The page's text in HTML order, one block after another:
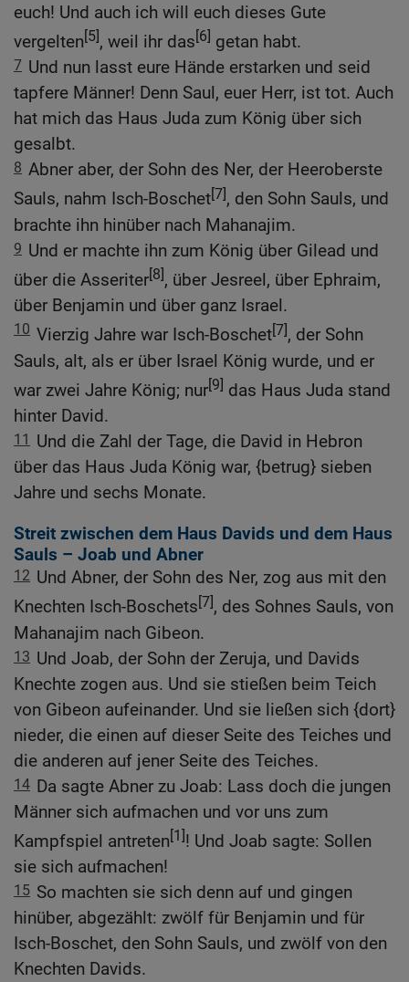
euch! Und auch ich will euch dieses Gute
vergelten[5], weil ihr das[6] getan habt.
7 Und nun lasst eure Hände erstarken und seid
tapfere Männer! Denn Saul, euer Herr, ist tot. Auch
hat mich das Haus Juda zum König über sich
gesalbt.
8 Abner aber, der Sohn des Ner, der Heeroberste
Sauls, nahm Isch-Boschet[7], den Sohn Sauls, und
brachte ihn hinüber nach Mahanajim.
9 Und er machte ihn zum König über Gilead und
über die Asseriter[8], über Jesreel, über Ephraim,
über Benjamin und über ganz Israel.
10 Vierzig Jahre war Isch-Boschet[7], der Sohn
Sauls, alt, als er über Israel König wurde, und er
war zwei Jahre König; nur[9] das Haus Juda stand
hinter David.
11 Und die Zahl der Tage, die David in Hebron
über das Haus Juda König war, {betrug} sieben
Jahre und sechs Monate.
Streit zwischen dem Haus Davids und dem Haus
Sauls – Joab und Abner
12 Und Abner, der Sohn des Ner, zog aus mit den
Knechten Isch-Boschets[7], des Sohnes Sauls, von
Mahanajim nach Gibeon.
13 Und Joab, der Sohn der Zeruja, und Davids
Knechte zogen aus. Und sie stießen beim Teich
von Gibeon aufeinander. Und sie ließen sich {dort}
nieder, die einen auf dieser Seite des Teiches und
die anderen auf jener Seite des Teiches.
14 Da sagte Abner zu Joab: Lass doch die jungen
Männer sich aufmachen und vor uns zum
Kampfspiel antreten[1]! Und Joab sagte: Sollen
sie sich aufmachen!
15 So machten sie sich denn auf und gingen
hinüber, abgezählt: zwölf für Benjamin und für
Isch-Boschet, den Sohn Sauls, und zwölf von den
Knechten Davids.